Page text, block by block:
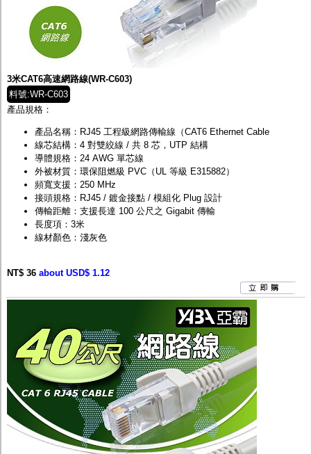
3米CAT6高速網路線(WR-C603)
料號:WR-C603
產品規格：
產品名稱：RJ45 工程級網路傳輸線（CAT6 Ethernet Cable
線芯結構：4 對雙絞線 / 共 8 芯，UTP 結構
導體規格：24 AWG 單芯線
外被材質：環保阻燃級 PVC（UL 等級 E315882）
頻寬支援：250 MHz
接頭規格：RJ45 / 鍍金接點 / 模組化 Plug 設計
傳輸距離：支援長達 100 公尺之 Gigabit 傳輸
長度項：3米
線材顏色：淺灰色
NT$ 36 about USD$ 1.12